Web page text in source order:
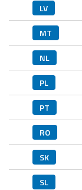
LV
MT
NL
PL
PT
RO
SK
SL